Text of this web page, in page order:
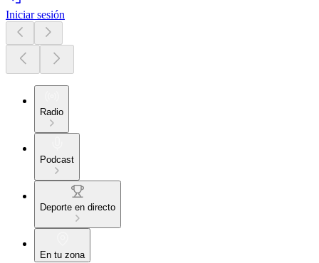
Iniciar sesión
Radio
Podcast
Deporte en directo
En tu zona